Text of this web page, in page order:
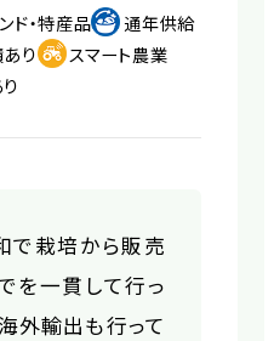
ド・特産品
通年供給
り
スマート農業
で栽培から販売
を一貫して行っ
外輸出も行って